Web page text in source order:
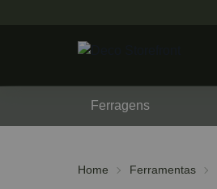
Ferragens
Home Ferramentas